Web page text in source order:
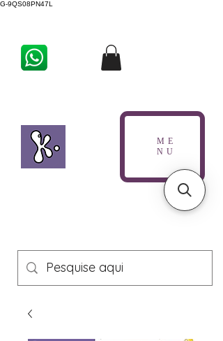
G-9QS08PN47L
ME
NU